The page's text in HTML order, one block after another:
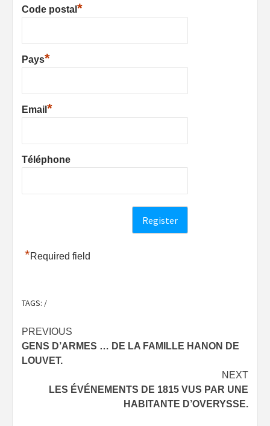
Code postal *
Pays*
Email *
Téléphone
*Required field
TAGS: /
Post
navigation
PREVIOUS
GENS D’ARMES … DE LA FAMILLE HANON DE
LOUVET.
NEXT
LES ÉVÉNEMENTS DE 1815 VUS PAR UNE
HABITANTE D’OVERYSSE.